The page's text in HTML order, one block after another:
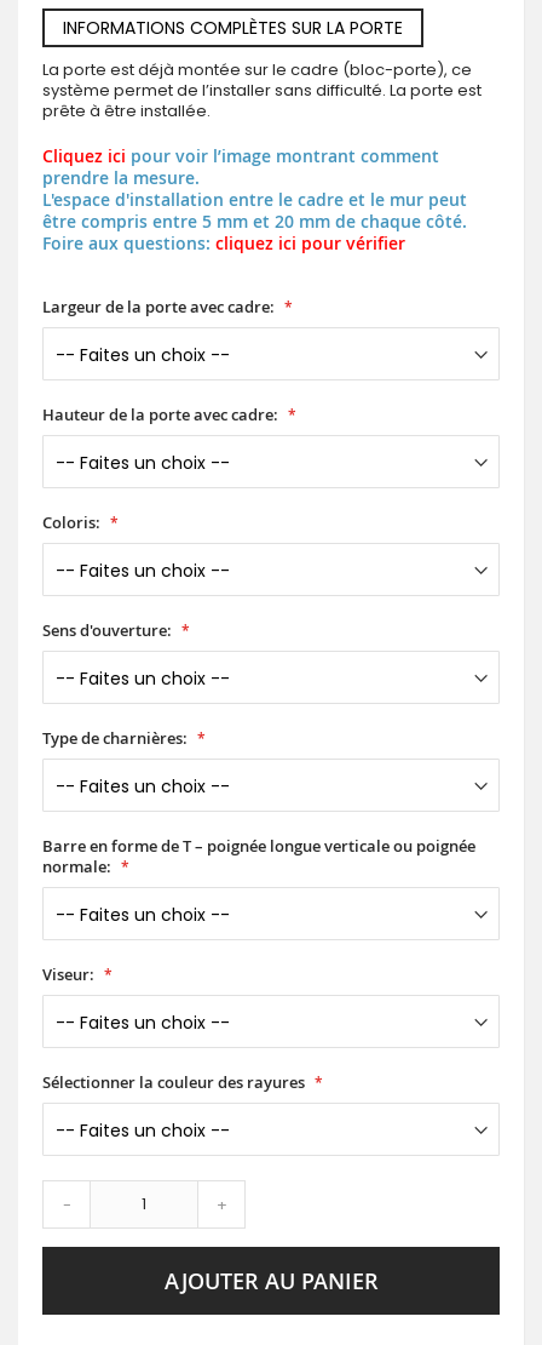
INFORMATIONS COMPLÈTES SUR LA PORTE
La porte est déjà montée sur le cadre (bloc-porte), ce
système permet de l’installer sans difficulté. La porte est
prête à être installée.
Cliquez ici pour voir l’image montrant comment
prendre la mesure.
L'espace d'installation entre le cadre et le mur peut
être compris entre 5 mm et 20 mm de chaque côté.
Foire aux questions: cliquez ici pour vérifier
Largeur de la porte avec cadre:
Hauteur de la porte avec cadre:
Coloris:
Sens d'ouverture:
Type de charnières:
Barre en forme de T – poignée longue verticale ou poignée
normale:
Viseur:
Sélectionner la couleur des rayures
- +
AJOUTER AU PANIER